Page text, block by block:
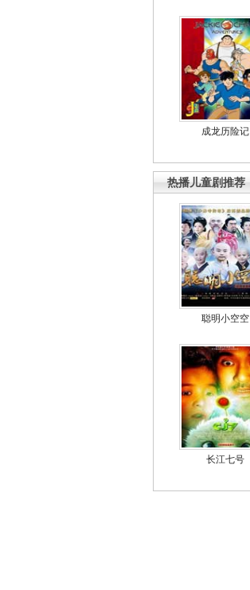
成龙历险记
热播儿童剧推荐
聪明小空空
长江七号